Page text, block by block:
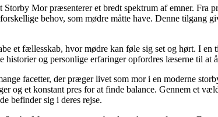
Mor præsenterer et bredt spektrum af emner. Fra
behov, som mødre måtte have. Denne
et fællesskab, hvor mødre kan føle sig set og hørt. I
og personlige erfaringer opfordres læserne til at
facetter, der præger livet som mor i en moderne
og et konstant pres for at finde balance. Gennem et
befinder sig i deres rejse.